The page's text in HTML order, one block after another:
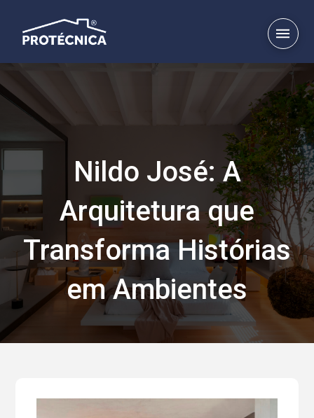
Nildo José: A
Arquitetura que
Transforma Histórias
em Ambientes